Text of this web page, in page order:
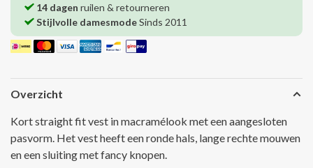
14 dagen ruilen & retourneren
Stijlvolle damesmodeSinds 2011
Overzicht
Kort straight fit vest in macramélook met een aangesloten
pasvorm. Het vest heeft een ronde hals, lange rechte mouwen
en een sluiting met fancy knopen.